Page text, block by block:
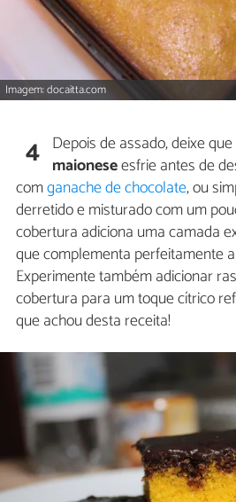
Imagem: docaitta.com
4 Depois de assado, deixe
maioneseesfrie antes de
comganache de chocolate, ou
derretido e misturado com um
cobertura adiciona uma camada
que complementa perfeitamente
Experimente também adicionar
cobertura para um toque cítrico
que achou desta receita!